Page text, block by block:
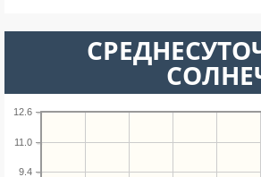
9.4
11.0
12.6